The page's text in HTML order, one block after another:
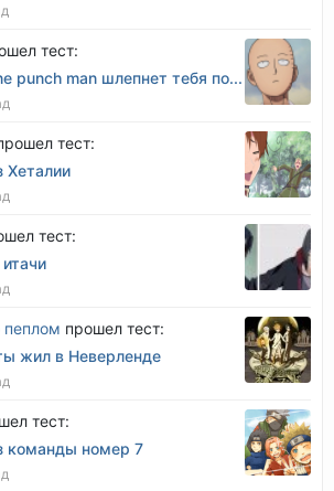
тест:
punch man шлепнет тебя по...
тест:
Хеталии
тест:
пеплом прошел тест:
жил в Неверленде
тест:
команды номер 7